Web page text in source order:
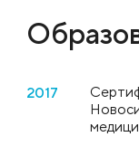
2017